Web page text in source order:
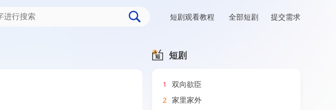
短剧观看教程 全部短剧 提交需求
短剧
1
双向欲臣
2 家里家外